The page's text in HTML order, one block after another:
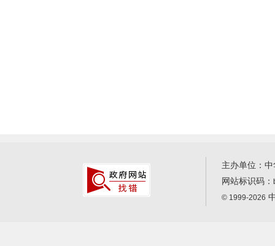
主办单位：
网站标识码：
© 1999-2026